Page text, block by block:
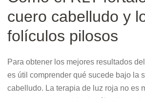
cuero cabelludo y
folículos pilosos
Para obtener los mejores resultados
es útil comprender qué sucede bajo la
cabelludo. La terapia de luz roja no es